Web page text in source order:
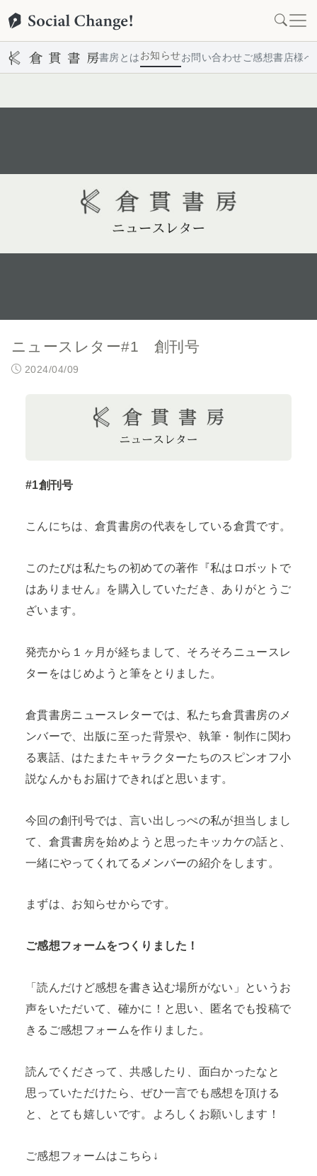
書房とはお知らせお問い合わせご感想書店様へ
ニュースレター#1 創刊号
2024/04/09
#1創刊号
こんにちは、倉貫書房の代表をしている倉貫です。
このたびは私たちの初めての著作『私はロボットで
はありません』を購入していただき、ありがとうご
ざいます。
発売から１ヶ月が経ちまして、そろそろニュースレ
ターをはじめようと筆をとりました。
倉貫書房ニュースレターでは、私たち倉貫書房のメ
ンバーで、出版に至った背景や、執筆・制作に関わ
る裏話、はたまたキャラクターたちのスピンオフ小
説なんかもお届けできればと思います。
今回の創刊号では、言い出しっぺの私が担当しまし
て、倉貫書房を始めようと思ったキッカケの話と、
一緒にやってくれてるメンバーの紹介をします。
まずは、お知らせからです。
ご感想フォームをつくりました！
「読んだけど感想を書き込む場所がない」というお
声をいただいて、確かに！と思い、匿名でも投稿で
きるご感想フォームを作りました。
読んでくださって、共感したり、面白かったなと
思っていただけたら、ぜひ一言でも感想を頂ける
と、とても嬉しいです。よろしくお願いします！
ご感想フォームはこちら↓